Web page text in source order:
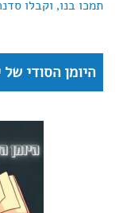
תמכו בנו, וקבלו
היומן הסודי של